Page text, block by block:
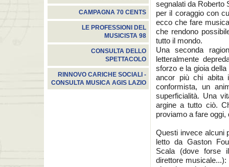
CAMPAGNA 70 CENTS
LE PROFESSIONI DEL
MUSICISTA 98
CONSULTA DELLO
SPETTACOLO
RINNOVO CARICHE SOCIALI -
CONSULTA MUSICA AGIS LAZIO
segnalati da Roberto
per il coraggio con
ecco che fare
che rendono
tutto il mondo.
Una seconda
letteralmente
sforzo e la gioia
ancor più chi abita
conformista, un
superficialità. Una
argine a tutto ciò.
proviamo a fare
Questi invece alcuni
letto da Gaston
Scala (dove forse
direttore